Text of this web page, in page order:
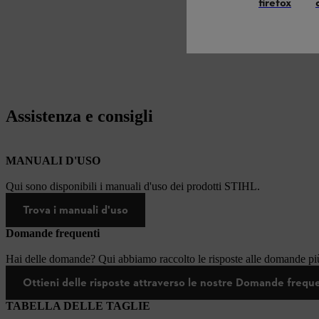
Assistenza e consigli
MANUALI D'USO
Qui sono disponibili i manuali d'uso dei prodotti STIHL.
Trova i manuali d'uso
Domande frequenti
Hai delle domande? Qui abbiamo raccolto le risposte alle domande
Ottieni delle risposte attraverso le nostre Domande
TABELLA DELLE TAGLIE
firefox